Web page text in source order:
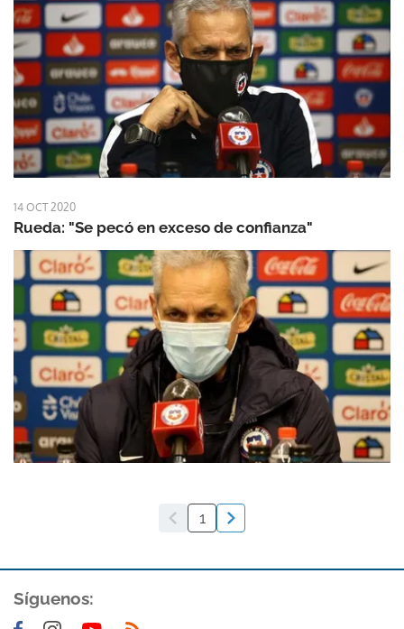
14 OCT 2020
Rueda: "Se pecó en exceso de confianza"
1
Síguenos: